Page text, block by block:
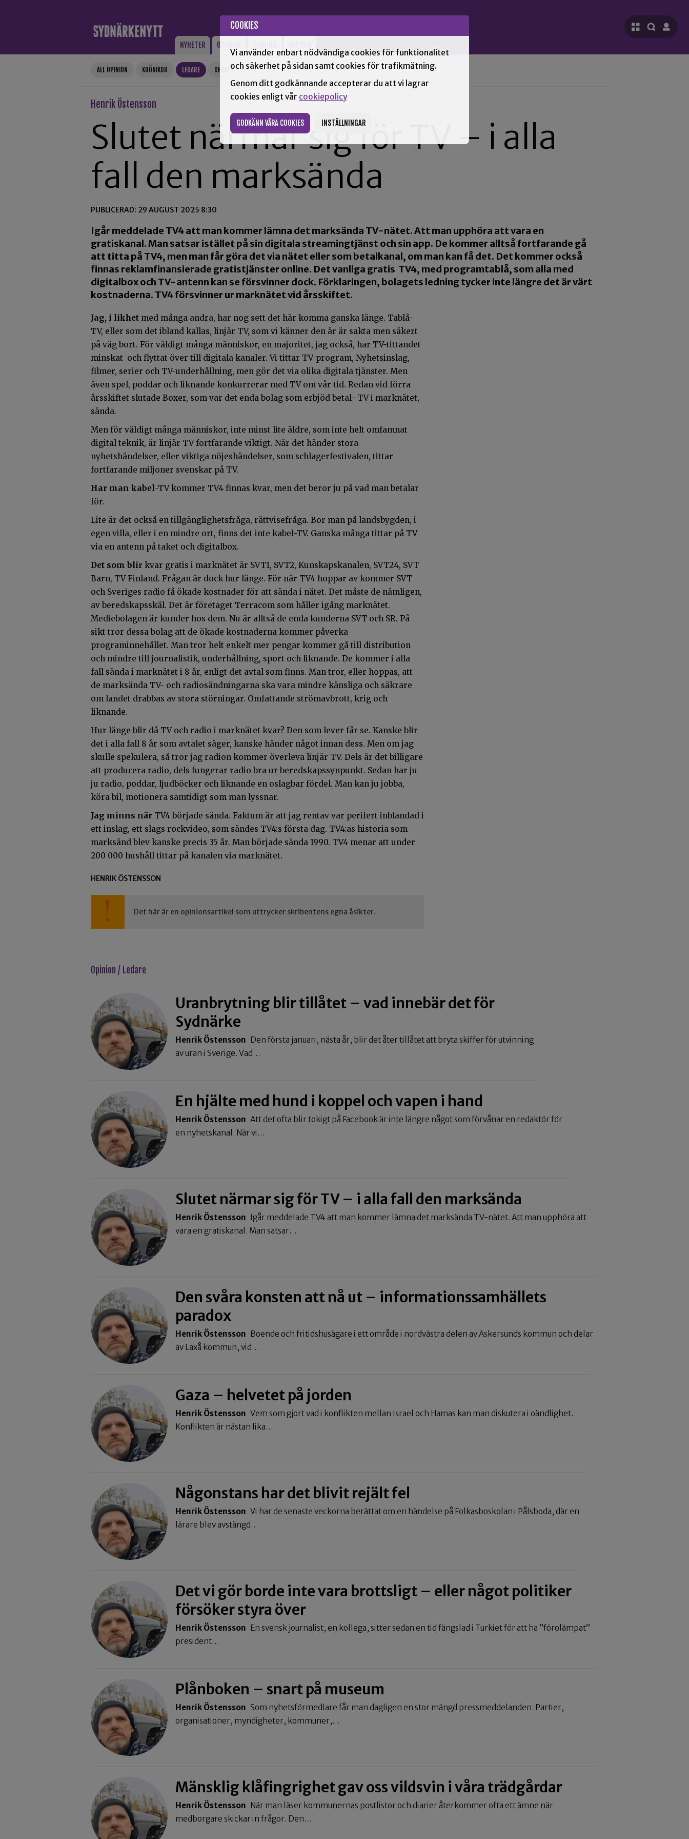
COOKIES
Vi använder enbart nödvändiga cookies för funktionalitet
och säkerhet på sidan samt cookies för trafikmätning.
Genom ditt godkännande accepterar du att vi lagrar
cookies enligt vår cookiepolicy
GODKÄNN VÅRA COOKIES INSTÄLLNINGAR
NYHETER OPINION
ALL OPINION KRÖNIKOR LEDARE DEBATT +
Henrik Östensson
Slutet närmar sig för TV – i alla
fall den marksända
PUBLICERAD: 29 AUGUST 2025 8:30
Igår meddelade TV4 att man kommer lämna det marksända TV-nätet. Att man upphöra att vara en
gratiskanal. Man satsar istället på sin digitala streamingtjänst och sin app. De kommer alltså fortfarande gå
att titta på TV4, men man får göra det via nätet eller som betalkanal, om man kan få det. Det kommer också
finnas reklamfinansierade gratistjänster online. Det vanliga gratis TV4, med programtablå, som alla med
digitalbox och TV-antenn kan se försvinner dock. Förklaringen, bolagets ledning tycker inte längre det är värt
kostnaderna. TV4 försvinner ur marknätet vid årsskiftet.
Jag, i likhet med många andra, har nog sett det här komma ganska länge. Tablå-
TV, eller som det ibland kallas, linjär TV, som vi känner den är är sakta men säkert
på väg bort. För väldigt många människor, en majoritet, jag också, har TV-tittandet
minskat och flyttat över till digitala kanaler. Vi tittar TV-program, Nyhetsinslag,
filmer, serier och TV-underhållning, men gör det via olika digitala tjänster. Men
även spel, poddar och liknande konkurrerar med TV om vår tid. Redan vid förra
årsskiftet slutade Boxer, som var det enda bolag som erbjöd betal- TV i marknätet,
sända.
Men för väldigt många människor, inte minst lite äldre, som inte helt omfamnat
digital teknik, är linjär TV fortfarande viktigt. När det händer stora
nyhetshändelser, eller viktiga nöjeshändelser, som schlagerfestivalen, tittar
fortfarande miljoner svenskar på TV.
Har man kabel-TV kommer TV4 finnas kvar, men det beror ju på vad man betalar
för.
Lite är det också en tillgänglighetsfråga, rättvisefråga. Bor man på landsbygden, i
egen villa, eller i en mindre ort, finns det inte kabel-TV. Ganska många tittar på TV
via en antenn på taket och digitalbox.
Det som blir kvar gratis i marknätet är SVT1, SVT2, Kunskapskanalen, SVT24, SVT
Barn, TV Finland. Frågan är dock hur länge. För när TV4 hoppar av kommer SVT
och Sveriges radio få ökade kostnader för att sända i nätet. Det måste de nämligen,
av beredskapsskäl. Det är företaget Terracom som håller igång marknätet.
Mediebolagen är kunder hos dem. Nu är alltså de enda kunderna SVT och SR. På
sikt tror dessa bolag att de ökade kostnaderna kommer påverka
programinnehållet. Man tror helt enkelt mer pengar kommer gå till distribution
och mindre till journalistik, underhållning, sport och liknande. De kommer i alla
fall sända i marknätet i 8 år, enligt det avtal som finns. Man tror, eller hoppas, att
de marksända TV- och radiosändningarna ska vara mindre känsliga och säkrare
om landet drabbas av stora störningar. Omfattande strömavbrott, krig och
liknande.
Hur länge blir då TV och radio i marknätet kvar? Den som lever får se. Kanske blir
det i alla fall 8 år som avtalet säger, kanske händer något innan dess. Men om jag
skulle spekulera, så tror jag radion kommer överleva linjär TV. Dels är det billigare
att producera radio, dels fungerar radio bra ur beredskapssynpunkt. Sedan har ju
ju radio, poddar, ljudböcker och liknande en oslagbar fördel. Man kan ju jobba,
köra bil, motionera samtidigt som man lyssnar.
Jag minns när TV4 började sända. Faktum är att jag rentav var perifert inblandad i
ett inslag, ett slags rockvideo, som sändes TV4:s första dag. TV4:as historia som
marksänd blev kanske precis 35 år. Man började sända 1990. TV4 menar att under
200 000 hushåll tittar på kanalen via marknätet.
HENRIK ÖSTENSSON
Det här är en opinionsartikel som uttrycker skribentens egna åsikter.
Opinion / Ledare
Uranbrytning blir tillåtet – vad innebär det för
Sydnärke
Henrik Östensson Den första januari, nästa år, blir det åter tillåtet att bryta skiffer för utvinning
av uran i Sverige. Vad…
En hjälte med hund i koppel och vapen i hand
Henrik Östensson Att det ofta blir tokigt på Facebook är inte längre något som förvånar en redaktör för
en nyhetskanal. När vi…
Slutet närmar sig för TV – i alla fall den marksända
Henrik Östensson Igår meddelade TV4 att man kommer lämna det marksända TV-nätet. Att man upphöra att
vara en gratiskanal. Man satsar…
Den svåra konsten att nå ut – informationssamhällets
paradox
Henrik Östensson Boende och fritidshusägare i ett område i nordvästra delen av Askersunds kommun och delar
av Laxå kommun, vid…
Gaza – helvetet på jorden
Henrik Östensson Vem som gjort vad i konflikten mellan Israel och Hamas kan man diskutera i oändlighet.
Konflikten är nästan lika…
Någonstans har det blivit rejält fel
Henrik Östensson Vi har de senaste veckorna berättat om en händelse på Folkasboskolan i Pålsboda, där en
lärare blev avstängd…
Det vi gör borde inte vara brottsligt – eller något politiker
försöker styra över
Henrik Östensson En svensk journalist, en kollega, sitter sedan en tid fängslad i Turkiet för att ha ”förolämpat”
president…
Plånboken – snart på museum
Henrik Östensson Som nyhetsförmedlare får man dagligen en stor mängd pressmeddelanden. Partier,
organisationer, myndigheter, kommuner,…
Mänsklig klåfingrighet gav oss vildsvin i våra trädgårdar
Henrik Östensson När man läser kommunernas postlistor och diarier återkommer ofta ett ämne när
medborgare skickar in frågor. Den…